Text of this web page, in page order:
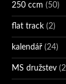
250 ccm (50)
flat track (2)
kalendář (24)
MS družstev